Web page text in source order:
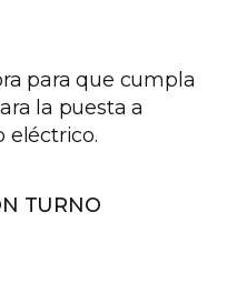
para que cumpla
la puesta a
eléctrico.
TURNO